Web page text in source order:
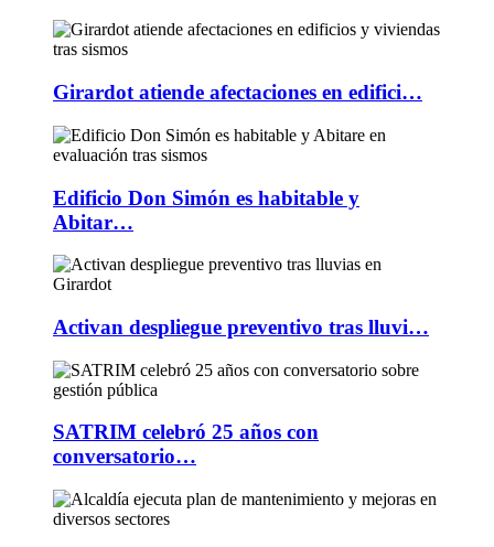
Girardot atiende afectaciones en edifici…
Edificio Don Simón es habitable y
Abitar…
Activan despliegue preventivo tras lluvi…
SATRIM celebró 25 años con
conversatorio…